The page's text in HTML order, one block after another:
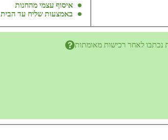
איסוף עצמי מהחנות
באמצעות שליח עד הבית
נכתבו לאחר רכישות מאומתות